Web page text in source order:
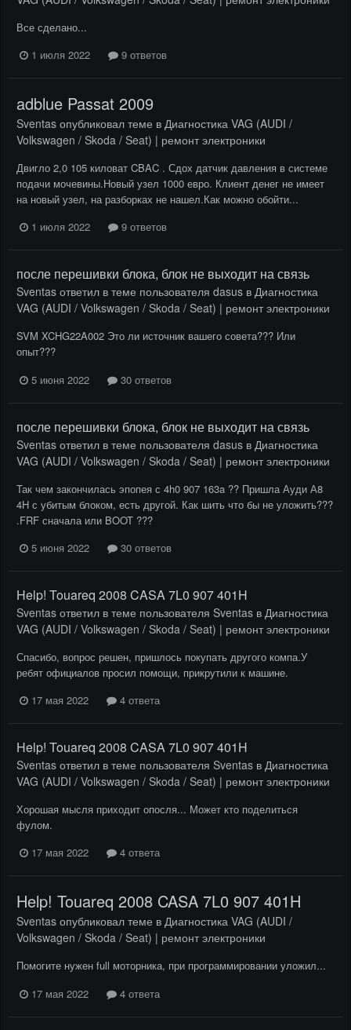
Все сделано...
1 июля 2022
9 ответов
adblue Passat 2009
Sventas опубликовал теме в Диагностика VAG (AUDI /
Volkswagen / Skoda / Seat) | ремонт электроники
Двигло 2,0 105 киловат CBAC . Сдох датчик давления в системе
подачи мочевины.Новый узел 1000 евро. Клиент денег не имеет
на новый узел, на разборках не нашел.Как можно обойти...
1 июля 2022
9 ответов
после перешивки блока, блок не выходит на связь
Sventas ответил в теме пользователя dasus в Диагностика
VAG (AUDI / Volkswagen / Skoda / Seat) | ремонт электроники
SVM XCHG22A002 Это ли источник вашего совета??? Или
опыт???
5 июня 2022
30 ответов
после перешивки блока, блок не выходит на связь
Sventas ответил в теме пользователя dasus в Диагностика
VAG (AUDI / Volkswagen / Skoda / Seat) | ремонт электроники
Так чем закончилась эпопея с 4h0 907 163a ?? Пришла Ауди А8
4H с убитым блоком, есть другой. Как шить что бы не уложить???
.FRF сначала или BOOT ???
5 июня 2022
30 ответов
Help! Touareq 2008 CASA 7L0 907 401H
Sventas ответил в теме пользователя Sventas в Диагностика
VAG (AUDI / Volkswagen / Skoda / Seat) | ремонт электроники
Спасибо, вопрос решен, пришлось покупать другого компа.У
ребят официалов просил помощи, прикрутили к машине.
17 мая 2022
4 ответа
Help! Touareq 2008 CASA 7L0 907 401H
Sventas ответил в теме пользователя Sventas в Диагностика
VAG (AUDI / Volkswagen / Skoda / Seat) | ремонт электроники
Хорошая мысля приходит опосля... Может кто поделиться
фулом.
17 мая 2022
4 ответа
Help! Touareq 2008 CASA 7L0 907 401H
Sventas опубликовал теме в Диагностика VAG (AUDI /
Volkswagen / Skoda / Seat) | ремонт электроники
Помогите нужен full моторника, при программировании уложил...
17 мая 2022
4 ответа